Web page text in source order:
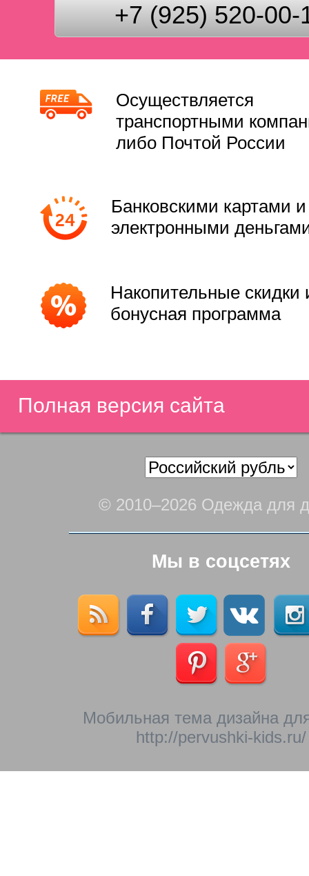
+7 (925) 520-00-
Осуществляется
транспортными
либо Почтой России
Банковскими картами и
электронными
Накопительные скидки
бонусная программа
Полная версия сайта
© 2010–2026 Одежда для
Мы в соцсетях
Мобильная тема дизайна
http://pervushki-kids.ru/